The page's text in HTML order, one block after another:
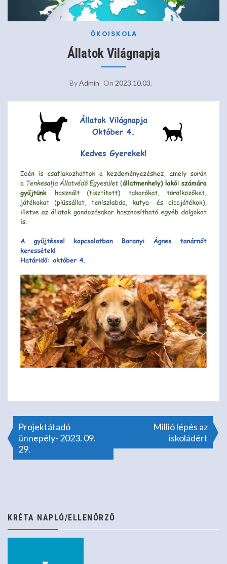
ÖKOISKOLA
Állatok Világnapja
ByAdmin On 2023.10.03.
Bejegyzés
navigáció
Projektátadó
ünnepély- 2023. 09.
29.
Millió lépés az
iskoládért
KRÉTA NAPLÓ/ELLENŐRZŐ